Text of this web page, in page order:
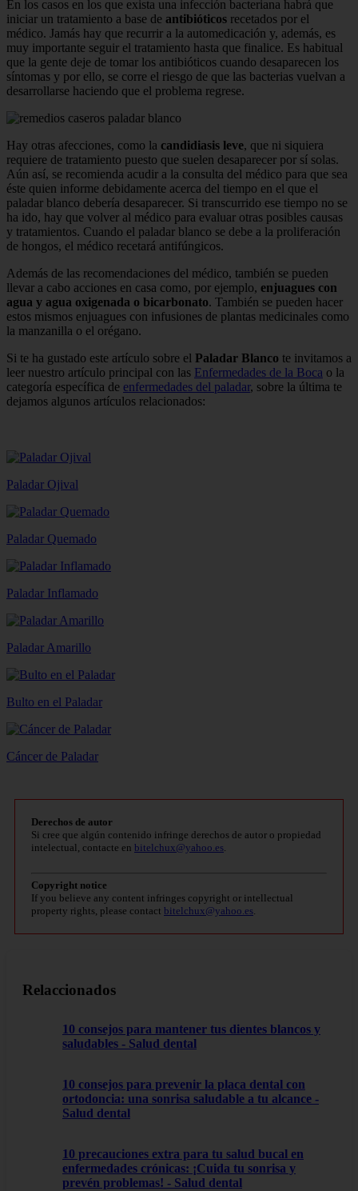
En los casos en los que exista una infección bacteriana habrá que
iniciar un tratamiento a base de antibióticos recetados por el
médico. Jamás hay que recurrir a la automedicación y, además, es
muy importante seguir el tratamiento hasta que finalice. Es habitual
que la gente deje de tomar los antibióticos cuando desaparecen los
síntomas y por ello, se corre el riesgo de que las bacterias vuelvan a
desarrollarse haciendo que el problema regrese.
Hay otras afecciones, como la candidiasis leve, que ni siquiera
requiere de tratamiento puesto que suelen desaparecer por sí solas.
Aún así, se recomienda acudir a la consulta del médico para que sea
éste quien informe debidamente acerca del tiempo en el que el
paladar blanco debería desaparecer. Si transcurrido ese tiempo no se
ha ido, hay que volver al médico para evaluar otras posibles causas
y tratamientos. Cuando el paladar blanco se debe a la proliferación
de hongos, el médico recetará antifúngicos.
Además de las recomendaciones del médico, también se pueden
llevar a cabo acciones en casa como, por ejemplo, enjuagues con
agua y agua oxigenada o bicarbonato. También se pueden hacer
estos mismos enjuagues con infusiones de plantas medicinales como
la manzanilla o el orégano.
Si te ha gustado este artículo sobre el Paladar Blanco te invitamos a
leer nuestro artículo principal con las Enfermedades de la Boca o la
categoría específica de enfermedades del paladar, sobre la última te
dejamos algunos artículos relacionados:
Paladar Ojival
Paladar Quemado
Paladar Inflamado
Paladar Amarillo
Bulto en el Paladar
Cáncer de Paladar
Derechos de autor
Si cree que algún contenido infringe derechos de autor o propiedad
intelectual, contacte en bitelchux@yahoo.es.
Copyright notice
If you believe any content infringes copyright or intellectual
property rights, please contact bitelchux@yahoo.es.
Relaccionados
10 consejos para mantener tus dientes blancos y
saludables - Salud dental
10 consejos para prevenir la placa dental con
ortodoncia: una sonrisa saludable a tu alcance -
Salud dental
10 precauciones extra para tu salud bucal en
enfermedades crónicas: ¡Cuida tu sonrisa y
prevén problemas! - Salud dental